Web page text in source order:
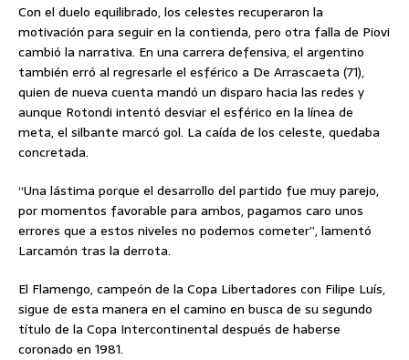
Con el duelo equilibrado, los celestes recuperaron la
motivación para seguir en la contienda, pero otra falla de Piovi
cambió la narrativa. En una carrera defensiva, el argentino
también erró al regresarle el esférico a De Arrascaeta (71),
quien de nueva cuenta mandó un disparo hacia las redes y
aunque Rotondi intentó desviar el esférico en la línea de
meta, el silbante marcó gol. La caída de los celeste, quedaba
concretada.
“Una lástima porque el desarrollo del partido fue muy parejo,
por momentos favorable para ambos, pagamos caro unos
errores que a estos niveles no podemos cometer”, lamentó
Larcamón tras la derrota.
El Flamengo, campeón de la Copa Libertadores con Filipe Luís,
sigue de esta manera en el camino en busca de su segundo
título de la Copa Intercontinental después de haberse
coronado en 1981.